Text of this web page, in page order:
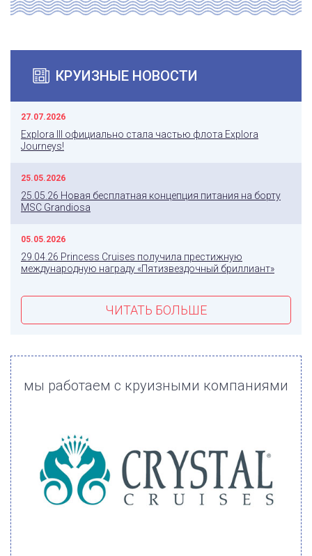
КРУИЗНЫЕ НОВОСТИ
27.07.2026
Explora III официально стала частью флота Explora
Journeys!
25.05.2026
25.05.26 Новая бесплатная концепция питания на борту
MSC Grandiosa
05.05.2026
29.04.26 Princess Cruises получила престижную
международную награду «Пятизвездочный бриллиант»
ЧИТАТЬ БОЛЬШЕ
мы работаем с круизными компаниями